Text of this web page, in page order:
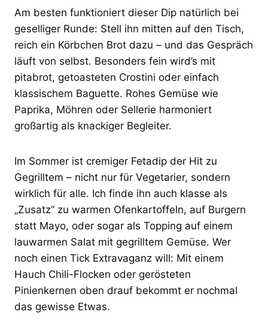
Am besten funktioniert dieser Dip natürlich bei
geselliger Runde: Stell ihn mitten auf den Tisch,
reich ein Körbchen Brot dazu – und das Gespräch
läuft von selbst. Besonders fein wird’s mit
pitabrot, getoasteten Crostini oder einfach
klassischem Baguette. Rohes Gemüse wie
Paprika, Möhren oder Sellerie harmoniert
großartig als knackiger Begleiter.
Im Sommer ist cremiger Fetadip der Hit zu
Gegrilltem – nicht nur für Vegetarier, sondern
wirklich für alle. Ich finde ihn auch klasse als
„Zusatz“ zu warmen Ofenkartoffeln, auf Burgern
statt Mayo, oder sogar als Topping auf einem
lauwarmen Salat mit gegrilltem Gemüse. Wer
noch einen Tick Extravaganz will: Mit einem
Hauch Chili-Flocken oder gerösteten
Pinienkernen oben drauf bekommt er nochmal
das gewisse Etwas.